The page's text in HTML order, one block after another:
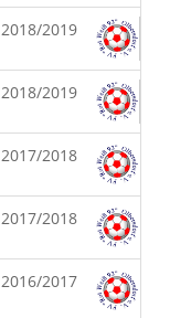
2018/2019
2018/2019
2017/2018
2017/2018
2016/2017